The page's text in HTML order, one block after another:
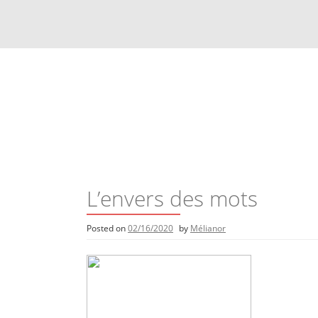
L’envers des mots
Posted on02/16/2020 by Mélianor